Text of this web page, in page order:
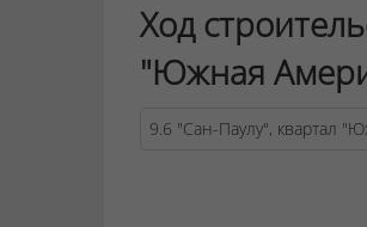
Ход
"Южная